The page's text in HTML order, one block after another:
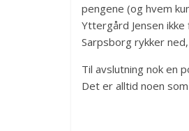
pengene (og hvem
Yttergård Jensen
Sarpsborg rykker
Til avslutning nok en
Det er alltid noen